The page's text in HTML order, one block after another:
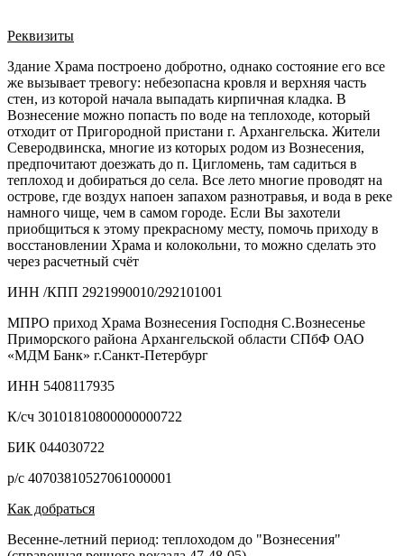
Реквизиты
Здание Храма построено добротно, однако состояние его все
же вызывает тревогу: небезопасна кровля и верхняя часть
стен, из которой начала выпадать кирпичная кладка. В
Вознесение можно попасть по воде на теплоходе, который
отходит от Пригородной пристани г. Архангельска. Жители
Северодвинска, многие из которых родом из Вознесения,
предпочитают доезжать до п. Цигломень, там садиться в
теплоход и добираться до села. Все лето многие проводят на
острове, где воздух напоен запахом разнотравья, и вода в реке
намного чище, чем в самом городе. Если Вы захотели
приобщиться к этому прекрасному месту, помочь приходу в
восстановлении Храма и колокольни, то можно сделать это
через расчетный счёт
ИНН /КПП 2921990010/292101001
МПРО приход Храма Вознесения Господня С.Вознесенье
Приморского района Архангельской области СПбФ ОАО
«МДМ Банк» г.Санкт-Петербург
ИНН 5408117935
К/сч 30101810800000000722
БИК 044030722
р/с 40703810527061000001
Как добраться
Весенне-летний период: теплоходом до "Вознесения"